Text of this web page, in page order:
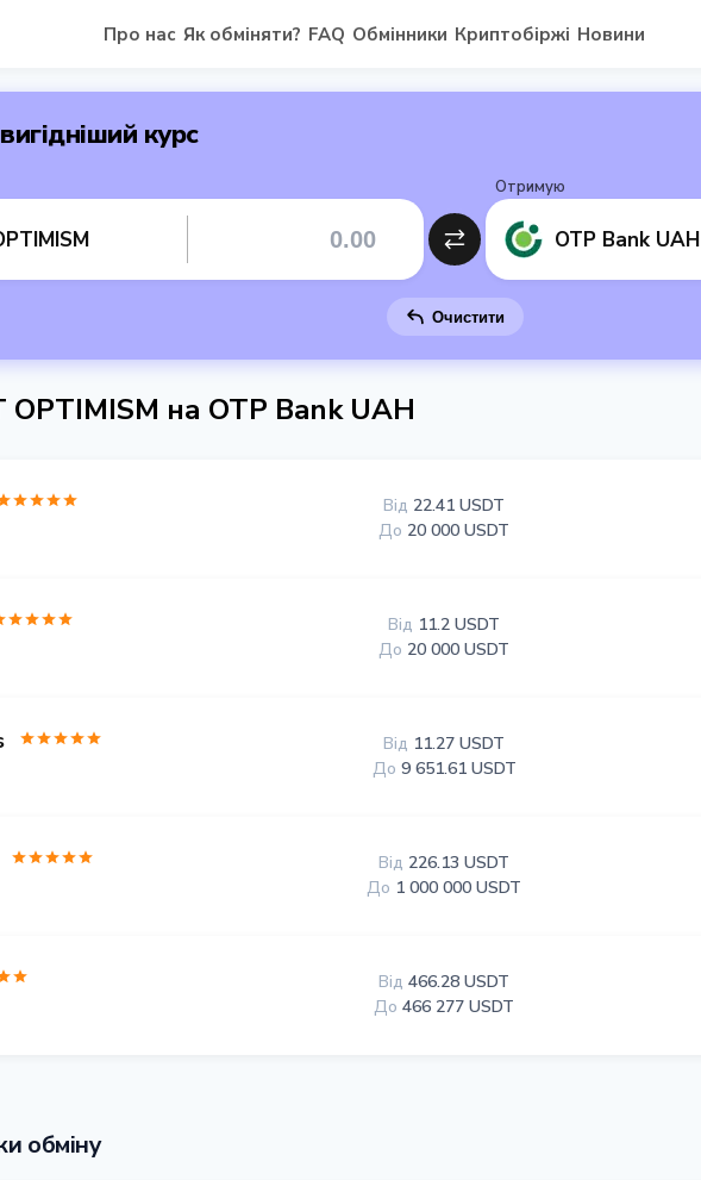
Про нас Як обміняти? FAQ Обмінники Криптобіржі Новини
курс
Отримую
OTP Bank UAH
Очистити
OPTIMISM на OTP Bank UAH
Від 22.41 USDT
До 20 000 USDT
Від 11.2 USDT
До 20 000 USDT
Від 11.27 USDT
До 9 651.61 USDT
Від 226.13 USDT
До 1 000 000 USDT
Від 466.28 USDT
До 466 277 USDT
обміну